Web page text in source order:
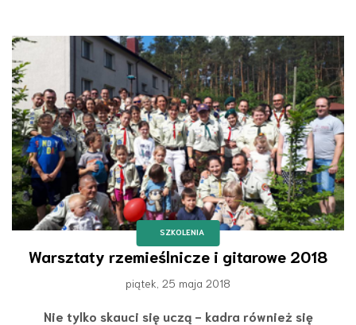
SZKOLENIA
Warsztaty rzemieślnicze i gitarowe 2018
piątek, 25 maja 2018
Nie tylko skauci się uczą - kadra również się